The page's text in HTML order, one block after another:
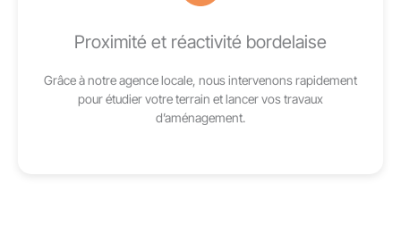
Proximité et réactivité bordelaise
Grâce à notre agence locale, nous intervenons rapidement
pour étudier votre terrain et lancer vos travaux
d’aménagement.